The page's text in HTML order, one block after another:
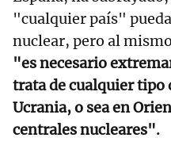
"cualquier país"
nuclear, pero al
"es necesario
trata de cualquier tipo
Ucrania, o sea en
centrales nucleares".